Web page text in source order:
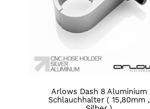
Arlows Dash 8 Aluminium
Schlauchhalter ( 15,80mm ,